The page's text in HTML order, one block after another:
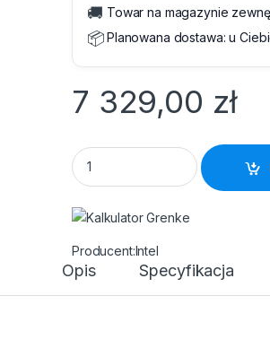
🚚 Towar na magazynie
📦Planowana dostawa:u
7 329,00 zł
Procesor Intel Xeon Gold
Intel
Opis Specyfikacja